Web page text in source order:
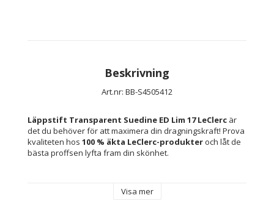
Beskrivning
Art.nr: BB-S4505412
Läppstift Transparent Suedine ED Lim 17 LeClerc är
det du behöver för att maximera din dragningskraft! Prova
kvaliteten hos 100 % äkta LeClerc-produkter och låt de
bästa proffsen lyfta fram din skönhet.
Visa mer